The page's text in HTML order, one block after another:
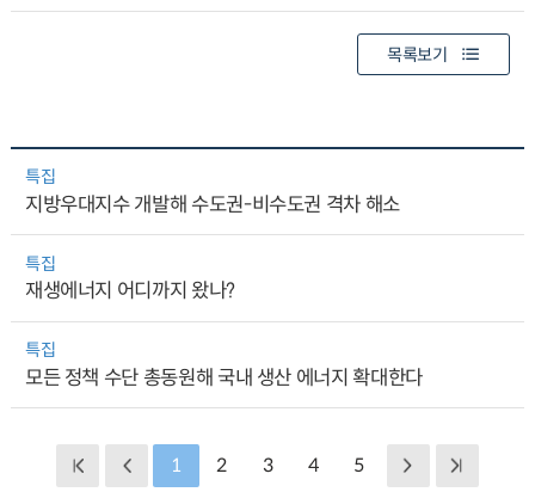
목록보기
특집
지방우대지수 개발해 수도권-비수도권 격차 해소
특집
재생에너지 어디까지 왔나?
특집
모든 정책 수단 총동원해 국내 생산 에너지 확대한다
1 2 3 4 5